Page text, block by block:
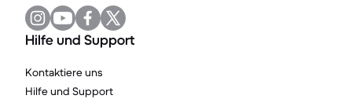
Hilfe und Support
Kontaktiere uns
Hilfe und Support